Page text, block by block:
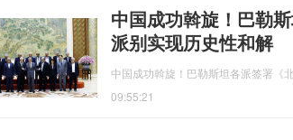
中国成功斡旋！巴勒
派别实现历史性和解
中国成功斡旋！巴勒斯坦各派签署《
09:55:21